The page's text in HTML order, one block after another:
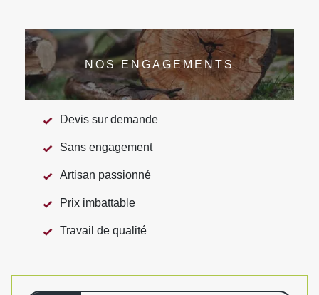
NOS ENGAGEMENTS
Devis sur demande
Sans engagement
Artisan passionné
Prix imbattable
Travail de qualité